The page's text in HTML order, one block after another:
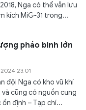
Nga có thể vẫn lưu
kích MiG-31 trong...
pháo binh lớn
2024 23:01
đội Nga có kho vũ khí
cũng có nguồn cung
định – Tạp chí...